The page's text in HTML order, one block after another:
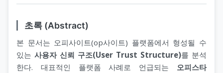
초록 (Abstract)
본 문서는 오피사이트(op사이트) 플랫폼에서 형성될 수
있는 사용자 신뢰 구조(User Trust Structure)를 분석
한다. 대표적인 플랫폼 사례로 언급되는 오피스타